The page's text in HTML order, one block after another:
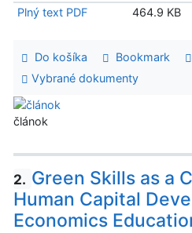
Plný text PDF
464.9 KB
Do košíka Bookmark
Vybrané dokumenty
článok
2. Green Skills as a
Human Capital
Economics